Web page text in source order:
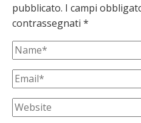
pubblicato. I campi
contrassegnati *